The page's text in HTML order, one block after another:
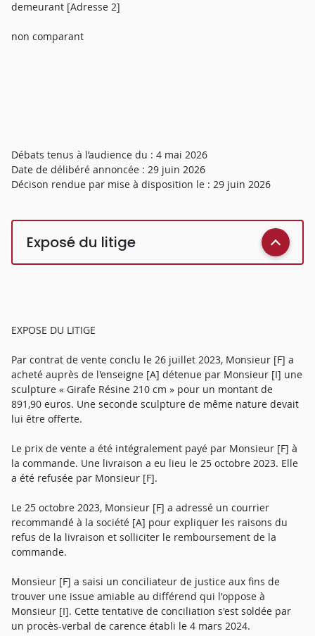
demeurant [Adresse 2]
non comparant
Débats tenus à l’audience du : 4 mai 2026
Date de délibéré annoncée : 29 juin 2026
Décison rendue par mise à disposition le : 29 juin 2026
Exposé du litige
EXPOSE DU LITIGE
Par contrat de vente conclu le 26 juillet 2023, Monsieur [F] a
acheté auprès de l'enseigne [A] détenue par Monsieur [I] une
sculpture « Girafe Résine 210 cm » pour un montant de
891,90 euros. Une seconde sculpture de même nature devait
lui être offerte.
Le prix de vente a été intégralement payé par Monsieur [F] à
la commande. Une livraison a eu lieu le 25 octobre 2023. Elle
a été refusée par Monsieur [F].
Le 25 octobre 2023, Monsieur [F] a adressé un courrier
recommandé à la société [A] pour expliquer les raisons du
refus de la livraison et solliciter le remboursement de la
commande.
Monsieur [F] a saisi un conciliateur de justice aux fins de
trouver une issue amiable au différend qui l'oppose à
Monsieur [I]. Cette tentative de conciliation s'est soldée par
un procès-verbal de carence établi le 4 mars 2024.